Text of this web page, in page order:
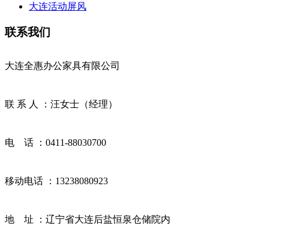
大连活动屏风
联系我们
大连全惠办公家具有限公司
联 系 人 ：汪女士（经理）
电 话 ：0411-88030700
移动电话 ：13238080923
地 址 ：辽宁省大连后盐恒泉仓储院内